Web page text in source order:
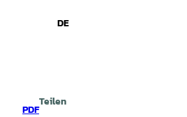
Gebärdensprache
DE
PDF
Teilen